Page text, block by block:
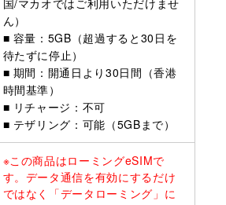
ん）
■ 容量：5GB（超過すると30日を
待たずに停止）
■ 期間：開通日より30日間（香港
時間基準）
■ リチャージ：不可
■ テザリング：可能（5GBまで）
※この商品はローミングeSIMで
す。データ通信を有効にするだけ
ではなく「データローミング」に